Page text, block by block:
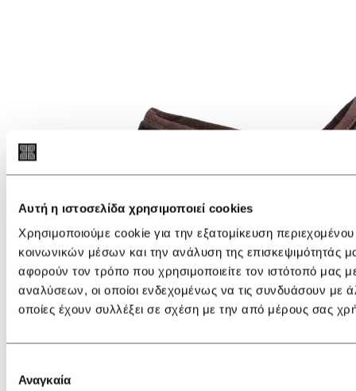
Αυτή η ιστοσελίδα χρησιμοποιεί cookies
Χρησιμοποιούμε cookie για την εξατομίκευση
κοινωνικών μέσων και την ανάλυση της επισκεψιμότητάς
αφορούν τον τρόπο που χρησιμοποιείτε τον ιστότοπό μας
αναλύσεων, οι οποίοι ενδεχομένως να τις συνδυάσουν με
οποίες έχουν συλλέξει σε σχέση με την από μέρους σας
συγκατάθεσης
Αναγκαία
€ 119,00